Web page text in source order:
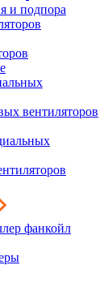
и подпора
вентиляторов
фанкойл